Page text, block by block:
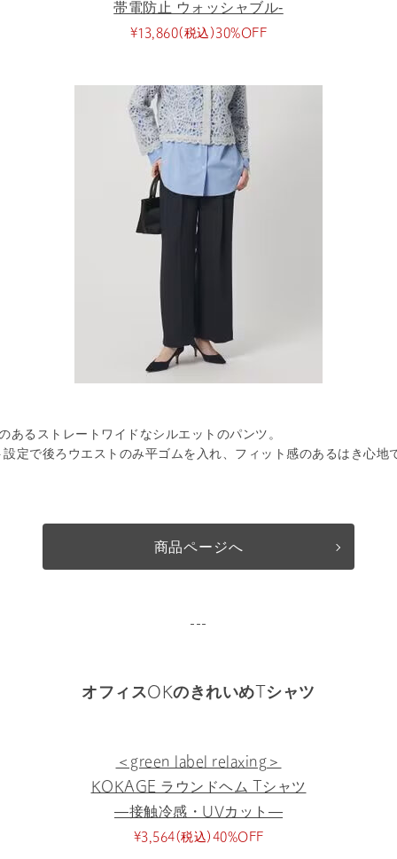
帯電防止 ウォッシャブル‐
¥13,860(税込)30%OFF
あるストレートワイドなシルエットのパンツ。
定で後ろウエストのみ平ゴムを入れ、フィット感のあるはき心地
商品ページへ
---
オフィスOKのきれいめTシャツ
＜green label relaxing＞
KOKAGE ラウンドヘム Tシャツ
―接触冷感・UVカット―
¥3,564(税込)40%OFF